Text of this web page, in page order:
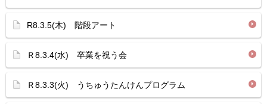
R8.3.5(木) 階段アート
Ｒ8.3.4(水) 卒業を祝う会
Ｒ8.3.3(火) うちゅうたんけんプログラム